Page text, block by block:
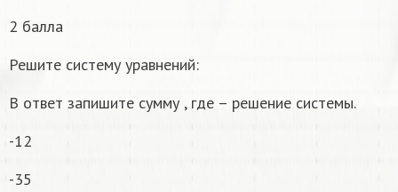
2 балла
Решите систему уравнений:
В ответ запишите сумму , где – решение системы.
-12
-35